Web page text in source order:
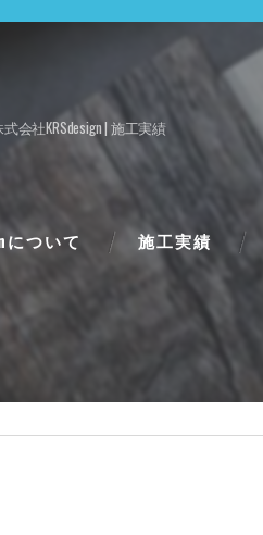
社KRSdesign | 施工実績
ついて 施工実績